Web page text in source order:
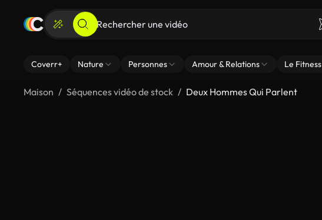
Coverr+ Nature Personnes Amour & Relations Le Fitness
Maison Séquences vidéo de stock Deux Hommes Qui Parlent